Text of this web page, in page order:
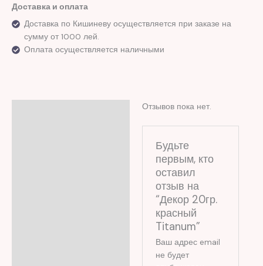
Доставка и оплата
Доставка по Кишиневу осуществляется при заказе на
сумму от 1000 лей.
Оплата осуществляется наличными
Отзывов пока нет.
Будьте
первым, кто
оставил
отзыв на
“Декор 20гр.
красный
Titanum”
Ваш адрес email
не будет